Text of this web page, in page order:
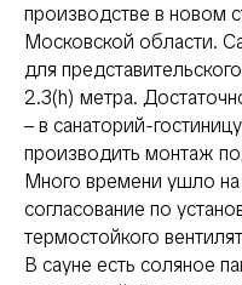
производстве в новом
Московской области.
для
2.3(h) метра.
– в санаторий-
производить монтаж
Много времени ушло
согласование по
термостойкого
В сауне есть соляное